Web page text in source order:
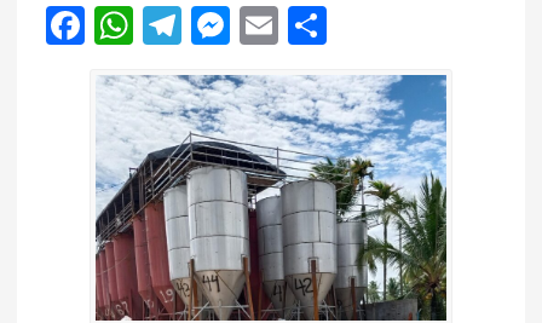
F
a
e
b
o
o
k
W
h
a
ts
A
p
p
T
el
e
g
r
a
m
M
e
ss
e
n
g
er
E
m
ai
l
h
a
re